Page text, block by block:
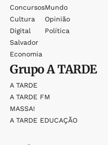
Concursos
Cultura
Digital
Salvador
Economia
Mundo
Opinião
Política
GrupoA TARDE
A TARDE
A TARDE FM
MASSA!
A TARDE EDUCAÇÃO